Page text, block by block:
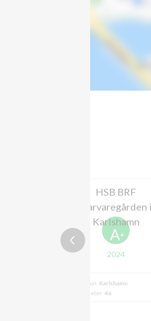
HSB BRF
Garvaregården i
Karlshamn
A+
2024
Kommun Karlshamn
Lägenheter 46